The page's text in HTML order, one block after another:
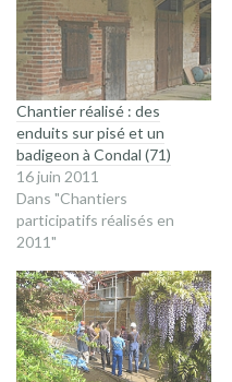
Chantier réalisé : des
enduits sur pisé et un
badigeon à Condal (71)
16 juin 2011
Dans "Chantiers
participatifs réalisés en
2011"